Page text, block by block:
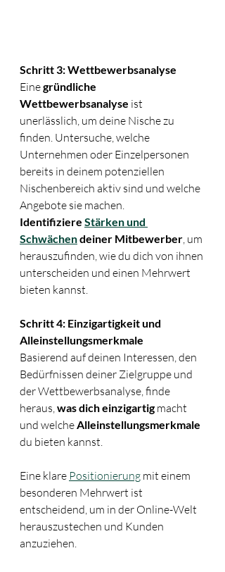
Schritt 3: Wettbewerbsanalyse
Eine gründliche
Wettbewerbsanalyse ist
unerlässlich, um deine Nische zu
finden. Untersuche, welche
Unternehmen oder Einzelpersonen
bereits in deinem potenziellen
Nischenbereich aktiv sind und welche
Angebote sie machen.
Identifiziere Stärken und
Schwächen deiner Mitbewerber , um
herauszufinden, wie du dich von ihnen
unterscheiden und einen Mehrwert
bieten kannst.
Schritt 4: Einzigartigkeit und
Alleinstellungsmerkmale
Basierend auf deinen Interessen, den
Bedürfnissen deiner Zielgruppe und
der Wettbewerbsanalyse, finde
heraus, was dich einzigartig macht
und welche Alleinstellungsmerkmale
du bieten kannst.
Eine klare Positionierung mit einem
besonderen Mehrwert ist
entscheidend, um in der Online-Welt
herauszustechen und Kunden
anzuziehen.